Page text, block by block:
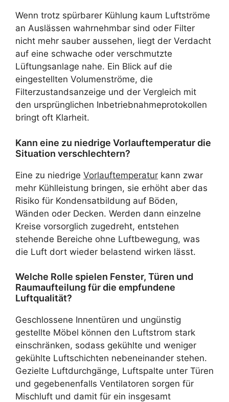
Wenn trotz spürbarer Kühlung kaum Luftströme
an Auslässen wahrnehmbar sind oder Filter
nicht mehr sauber aussehen, liegt der Verdacht
auf eine schwache oder verschmutzte
Lüftungsanlage nahe. Ein Blick auf die
eingestellten Volumenströme, die
Filterzustandsanzeige und der Vergleich mit
den ursprünglichen Inbetriebnahmeprotokollen
bringt oft Klarheit.
Kann eine zu niedrige Vorlauftemperatur die
Situation verschlechtern?
Eine zu niedrige Vorlauftemperatur kann zwar
mehr Kühlleistung bringen, sie erhöht aber das
Risiko für Kondensatbildung auf Böden,
Wänden oder Decken. Werden dann einzelne
Kreise vorsorglich zugedreht, entstehen
stehende Bereiche ohne Luftbewegung, was
die Luft dort wieder belastend wirken lässt.
Welche Rolle spielen Fenster, Türen und
Raumaufteilung für die empfundene
Luftqualität?
Geschlossene Innentüren und ungünstig
gestellte Möbel können den Luftstrom stark
einschränken, sodass gekühlte und weniger
gekühlte Luftschichten nebeneinander stehen.
Gezielte Luftdurchgänge, Luftspalte unter Türen
und gegebenenfalls Ventilatoren sorgen für
Mischluft und damit für ein insgesamt